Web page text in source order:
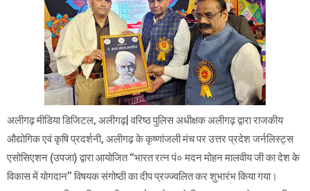
अलीगढ़ मीडिया डिजिटल, अलीगढ़| वरिष्ठ पुलिस अधीक्षक अलीगढ़ द्वारा राजकीय
औद्योगिक एवं कृषि प्रदर्शनी, अलीगढ़ के कृष्णांजली मंच पर उत्तर प्रदेश जर्नलिस्ट्स
एसोसिएशन (उपजा) द्वारा आयोजित “भारत रत्न पं० मदन मोहन मालवीय जी का देश के
विकास में योगदान” विषयक संगोष्ठी का दीप प्रज्ज्वलित कर शुभारंभ किया गया।